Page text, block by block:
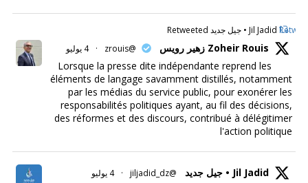
Jil Jadid • جيل جديد Retweeted
Zoheir Rouis زهير رويس @zrouis
· 4 يوليو
Lorsque la presse dite indépendante reprend les
éléments de langage savamment distillés, notamment
par les médias du service public, pour exonérer les
responsabilités politiques ayant, au fil des décisions,
des réformes et des discours, contribué à délégitimer
l'action politique
Jil Jadid • جيل جديد @jiljadid_dz
· 4 يوليو